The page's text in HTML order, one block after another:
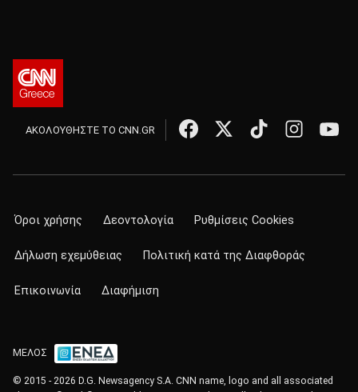
ΑΚΟΛΟΥΘΗΣΤΕ ΤΟ CNN.GR
Όροι χρήσης Δεοντολογία Ρυθμίσεις Cookies
Δήλωση εχεμύθειας Πολιτική κατά της Διαφθοράς
Επικοινωνία Διαφήμιση
ΜΕΛΟΣ
© 2015 - 2026 D.G. Newsagency S.A. CNN name, logo and all associated